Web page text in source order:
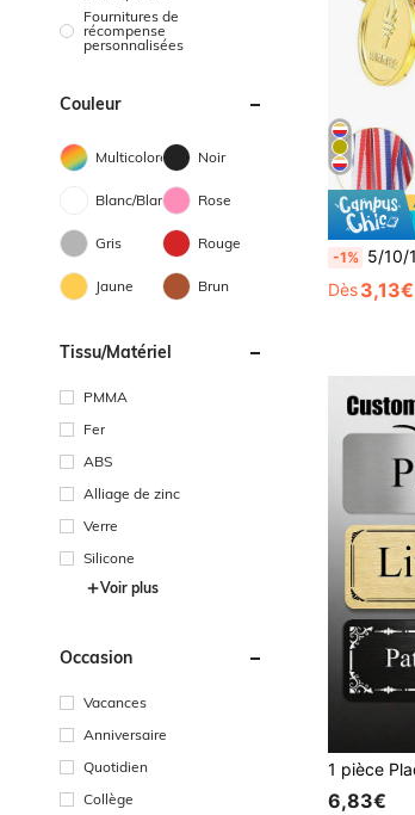
Fournitures de
récompense
personnalisées
Couleur
Multicolore Noir
Blanc/Blanche Rose
Gris Rouge
Jaune Brun
Tissu/matériel
PMMA
Fer
ABS
Alliage de zinc
Verre
Silicone
Voir plus
Occasion
Vacances
Anniversaire
Quotidien
Collège
-1% 5/10/15/20/30 pièces Médailles
Dès3,13€
6,83€